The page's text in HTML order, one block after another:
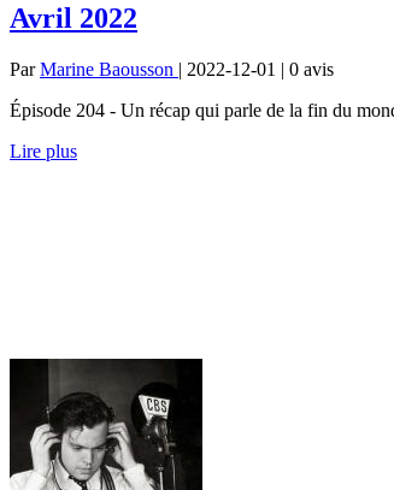
Avril 2022
ParMarine Baousson | 2022-12-01 | 0 avis
Épisode 204 - Un récap qui parle de la fin du
Lire plus